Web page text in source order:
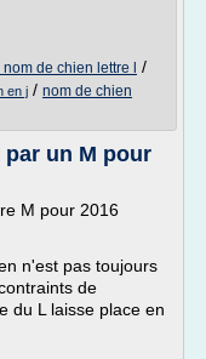
nom de chien lettre l /
en j / nom de chien
un M pour
M pour 2016
n'est pas toujours
de
du L laisse place en